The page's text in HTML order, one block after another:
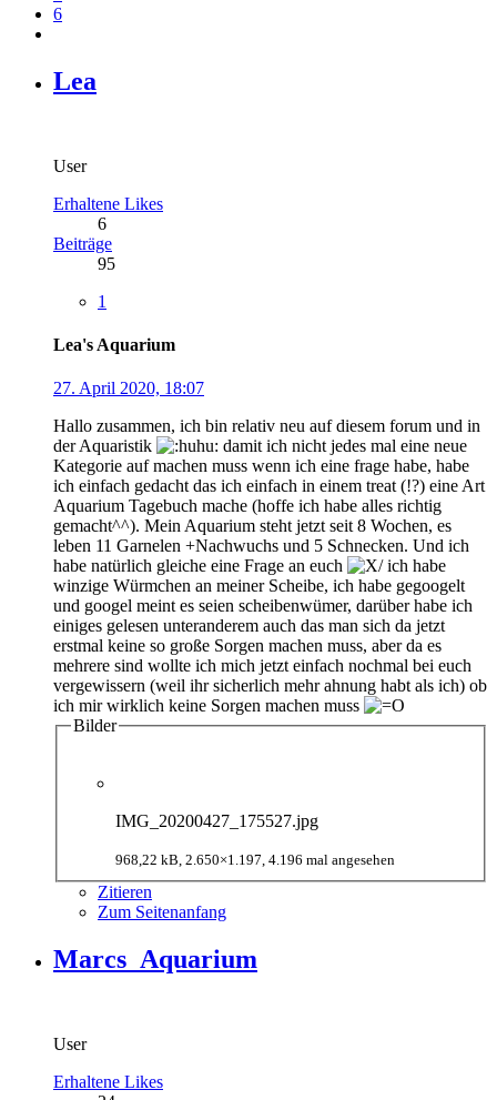
6
Lea
User
Erhaltene Likes
6
Beiträge
95
1
Lea's Aquarium
27. April 2020, 18:07
Hallo zusammen, ich bin relativ neu auf diesem forum und in
der Aquaristik
damit ich nicht jedes mal eine neue
Kategorie auf machen muss wenn ich eine frage habe, habe
ich einfach gedacht das ich einfach in einem treat (!?) eine Art
Aquarium Tagebuch mache (hoffe ich habe alles richtig
gemacht^^). Mein Aquarium steht jetzt seit 8 Wochen, es
leben 11 Garnelen +Nachwuchs und 5 Schnecken. Und ich
habe natürlich gleiche eine Frage an euch
ich habe
winzige Würmchen an meiner Scheibe, ich habe gegoogelt
und googel meint es seien scheibenwümer, darüber habe ich
einiges gelesen unteranderem auch das man sich da jetzt
erstmal keine so große Sorgen machen muss, aber da es
mehrere sind wollte ich mich jetzt einfach nochmal bei euch
vergewissern (weil ihr sicherlich mehr ahnung habt als ich) ob
ich mir wirklich keine Sorgen machen muss
Bilder
IMG_20200427_175527.jpg
968,22 kB, 2.650×1.197, 4.196 mal angesehen
Zitieren
Zum Seitenanfang
Marcs_Aquarium
User
Erhaltene Likes